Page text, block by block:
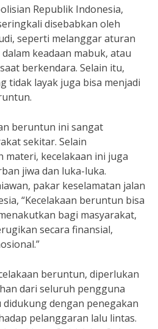
Republik Indonesia,
disebabkan oleh
seperti melanggar aturan
keadaan mabuk, atau
berkendara. Selain itu,
tidak layak juga bisa menjadi
beruntun ini sangat
sekitar. Selain
kecelakaan ini juga
jiwa dan luka-luka.
pakar keselamatan jalan
“Kecelakaan beruntun bisa
bagi masyarakat,
secara finansial,
beruntun, diperlukan
dari seluruh pengguna
didukung dengan penegakan
pelanggaran lalu lintas.